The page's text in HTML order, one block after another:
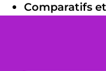
Comparatifs